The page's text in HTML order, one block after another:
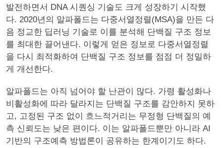
발전하면서 DNA 시퀀싱 기술도 크게 성장하기 시작했
다. 2020년의 알파폴드는 다중서열정렬(MSA)을 만든 다
음 정교한 딥러닝 기술로 이를 분석해 단백질 구조 정보
를 최대한 끌어낸다. 이렇게 얻은 정보로 다중서열정렬
을 다시 최적화하여 단백질 구조 정보를 점점 더 정밀하
게 개선한다.
알파폴드는 아직 넘어야 할 난관이 많다. 가령 활성화나
비활성화에 따라 달라지는 단백질 구조를 감안하지 못하
고, 고정된 구조 없이 흐느적거리는 무정형 단백질의 예
측 신뢰도는 낮은 편이다. 이는 알파폴드뿐만 아니라 AI
기반의 구조예측 방법론이 공유하는 한계이기도 하다.